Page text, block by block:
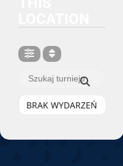
BRAK WYDARZEŃ